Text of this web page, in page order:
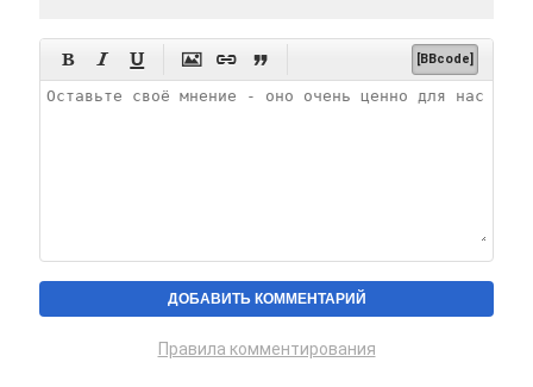
      [BBcode]
Правила комментирования